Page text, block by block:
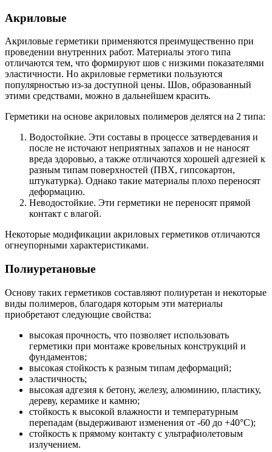
Акриловые
Акриловые герметики применяются преимущественно при
проведении внутренних работ. Материалы этого типа
отличаются тем, что формируют шов с низкими показателями
эластичности. Но акриловые герметики пользуются
популярностью из-за доступной цены. Шов, образованный
этими средствами, можно в дальнейшем красить.
Герметики на основе акриловых полимеров делятся на 2 типа:
Водостойкие. Эти составы в процессе затвердевания и
после не источают неприятных запахов и не наносят
вреда здоровью, а также отличаются хорошей адгезией к
разным типам поверхностей (ПВХ, гипсокартон,
штукатурка). Однако такие материалы плохо переносят
деформацию.
Неводостойкие. Эти герметики не переносят прямой
контакт с влагой.
Некоторые модификации акриловых герметиков отличаются
огнеупорными характеристиками.
Полиуретановые
Основу таких герметиков составляют полиуретан и некоторые
виды полимеров, благодаря которым эти материалы
приобретают следующие свойства:
высокая прочность, что позволяет использовать
герметики при монтаже кровельных конструкций и
фундаментов;
высокая стойкость к разным типам деформаций;
эластичность;
высокая адгезия к бетону, железу, алюминию, пластику,
дереву, керамике и камню;
стойкость к высокой влажности и температурным
перепадам (выдерживают изменения от -60 до +40°С);
стойкость к прямому контакту с ультрафиолетовым
излучением.